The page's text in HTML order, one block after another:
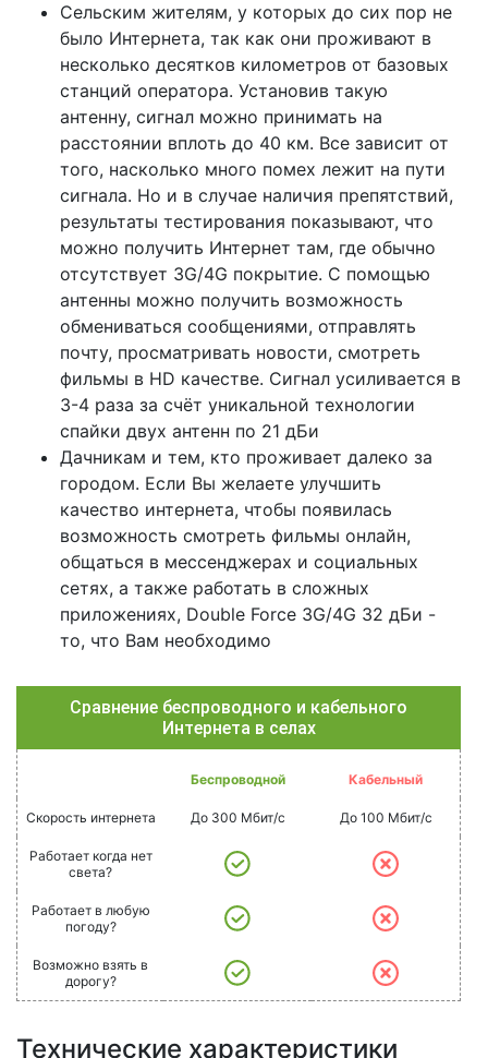
Сельским жителям, у которых до сих пор не
было Интернета, так как они проживают в
несколько десятков километров от базовых
станций оператора. Установив такую
антенну, сигнал можно принимать на
расстоянии вплоть до 40 км. Все зависит от
того, насколько много помех лежит на пути
сигнала. Но и в случае наличия препятствий,
результаты тестирования показывают, что
можно получить Интернет там, где обычно
отсутствует 3G/4G покрытие. С помощью
антенны можно получить возможность
обмениваться сообщениями, отправлять
почту, просматривать новости, смотреть
фильмы в HD качестве. Сигнал усиливается в
3-4 раза за счёт уникальной технологии
спайки двух антенн по 21 дБи
Дачникам и тем, кто проживает далеко за
городом. Если Вы желаете улучшить
качество интернета, чтобы появилась
возможность смотреть фильмы онлайн,
общаться в мессенджерах и социальных
сетях, а также работать в сложных
приложениях, Double Force 3G/4G 32 дБи -
то, что Вам необходимо
Сравнение беспроводного и кабельного
Интернета в селах
Беспроводной Кабельный
Скорость интернета До 300 Мбит/с До 100 Мбит/с
Работает когда нет
света?
Работает в любую
погоду?
Возможно взять в
дорогу?
Технические характеристики